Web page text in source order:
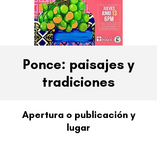
Ponce: paisajes y
tradiciones
Apertura o publicación y
lugar